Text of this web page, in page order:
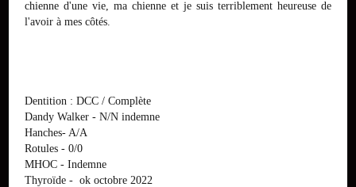
chienne d'une vie, ma chienne et je suis terriblement heureuse de
l'avoir à mes côtés.
Dentition : DCC / Complète
Dandy Walker - N/N indemne
Hanches- A/A
Rotules - 0/0
MHOC - Indemne
Thyroïde - ok octobre 2022